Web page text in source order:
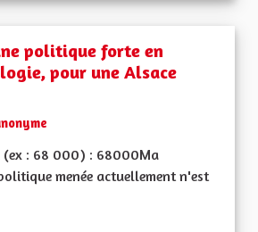
politique forte en
pour une Alsace
(ex : 68 000) : 68000Ma
menée actuellement n'est